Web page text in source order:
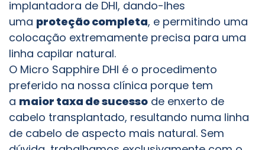
implantadora de DHI, dando-lhes
uma proteção completa, e permitindo uma
colocação extremamente precisa para uma
linha capilar natural.
O Micro Sapphire DHI é o procedimento
preferido na nossa clínica porque tem
a maior taxa de sucesso de enxerto de
cabelo transplantado, resultando numa linha
de cabelo de aspecto mais natural. Sem